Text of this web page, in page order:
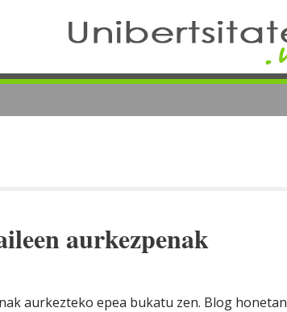
aurkezpenak
aurkezteko epea bukatu zen. Blog honetan